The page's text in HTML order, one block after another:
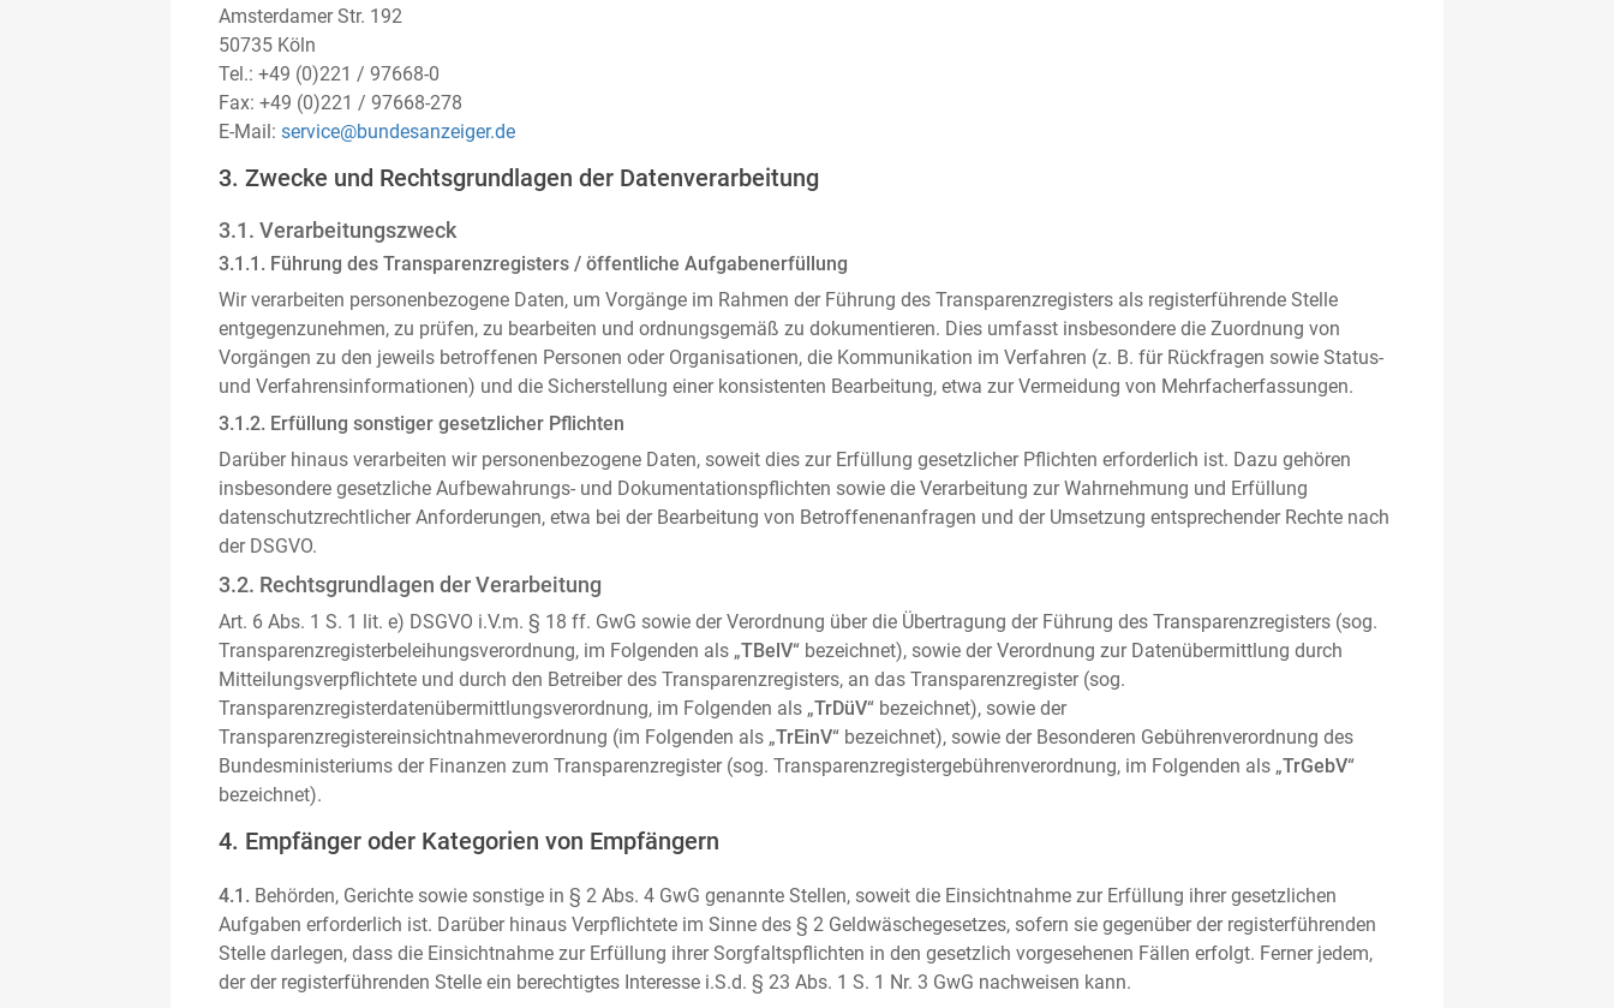
Amsterdamer Str. 192
50735 Köln
Tel.: +49 (0)221 / 97668-0
Fax: +49 (0)221 / 97668-278
E-Mail: service@bundesanzeiger.de
3. Zwecke und Rechtsgrundlagen der Datenverarbeitung
3.1. Verarbeitungszweck
3.1.1. Führung des Transparenzregisters / öffentliche Aufgabenerfüllung
Wir verarbeiten personenbezogene Daten, um Vorgänge im Rahmen der Führung des Transparenzregisters als registerführende Stelle
entgegenzunehmen, zu prüfen, zu bearbeiten und ordnungsgemäß zu dokumentieren. Dies umfasst insbesondere die Zuordnung von
Vorgängen zu den jeweils betroffenen Personen oder Organisationen, die Kommunikation im Verfahren (z. B. für Rückfragen sowie Status-
und Verfahrensinformationen) und die Sicherstellung einer konsistenten Bearbeitung, etwa zur Vermeidung von Mehrfacherfassungen.
3.1.2. Erfüllung sonstiger gesetzlicher Pflichten
Darüber hinaus verarbeiten wir personenbezogene Daten, soweit dies zur Erfüllung gesetzlicher Pflichten erforderlich ist. Dazu gehören
insbesondere gesetzliche Aufbewahrungs- und Dokumentationspflichten sowie die Verarbeitung zur Wahrnehmung und Erfüllung
datenschutzrechtlicher Anforderungen, etwa bei der Bearbeitung von Betroffenenanfragen und der Umsetzung entsprechender Rechte nach
der DSGVO.
3.2. Rechtsgrundlagen der Verarbeitung
Art. 6 Abs. 1 S. 1 lit. e) DSGVO i.V.m. § 18 ff. GwG sowie der Verordnung über die Übertragung der Führung des Transparenzregisters (sog.
Transparenzregisterbeleihungsverordnung, im Folgenden als „TBelV“ bezeichnet), sowie der Verordnung zur Datenübermittlung durch
Mitteilungsverpflichtete und durch den Betreiber des Transparenzregisters, an das Transparenzregister (sog.
Transparenzregisterdatenübermittlungsverordnung, im Folgenden als „TrDüV“ bezeichnet), sowie der
Transparenzregistereinsichtnahmeverordnung (im Folgenden als „TrEinV“ bezeichnet), sowie der Besonderen Gebührenverordnung des
Bundesministeriums der Finanzen zum Transparenzregister (sog. Transparenzregistergebührenverordnung, im Folgenden als „TrGebV“
bezeichnet).
4. Empfänger oder Kategorien von Empfängern
4.1. Behörden, Gerichte sowie sonstige in § 2 Abs. 4 GwG genannte Stellen, soweit die Einsichtnahme zur Erfüllung ihrer gesetzlichen
Aufgaben erforderlich ist. Darüber hinaus Verpflichtete im Sinne des § 2 Geldwäschegesetzes, sofern sie gegenüber der registerführenden
Stelle darlegen, dass die Einsichtnahme zur Erfüllung ihrer Sorgfaltspflichten in den gesetzlich vorgesehenen Fällen erfolgt. Ferner jedem,
der der registerführenden Stelle ein berechtigtes Interesse i.S.d. § 23 Abs. 1 S. 1 Nr. 3 GwG nachweisen kann.